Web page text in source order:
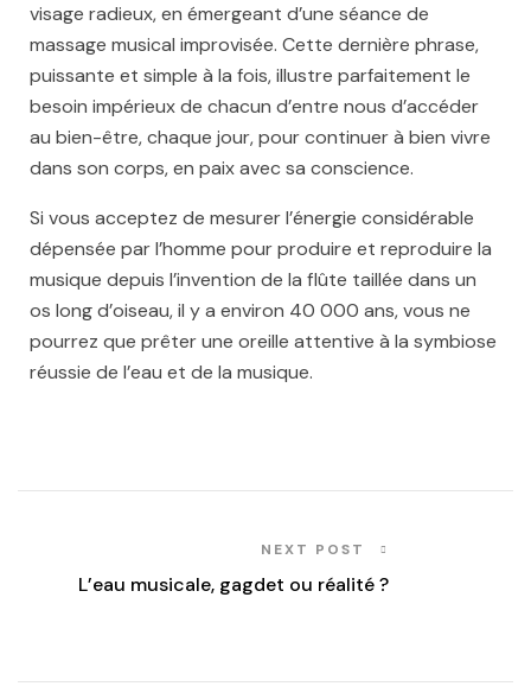
visage radieux, en émergeant d’une séance de
massage musical improvisée. Cette dernière phrase,
puissante et simple à la fois, illustre parfaitement le
besoin impérieux de chacun d’entre nous d’accéder
au bien-être, chaque jour, pour continuer à bien vivre
dans son corps, en paix avec sa conscience.
Si vous acceptez de mesurer l’énergie considérable
dépensée par l’homme pour produire et reproduire la
musique depuis l’invention de la flûte taillée dans un
os long d’oiseau, il y a environ 40 000 ans, vous ne
pourrez que prêter une oreille attentive à la symbiose
réussie de l’eau et de la musique.
NEXT POST
L’eau musicale, gagdet ou réalité ?